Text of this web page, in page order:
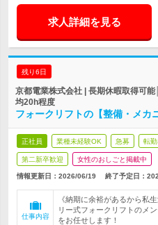
求人詳細を見る
残り6日
京都電業株式会社 | 長期休暇取得可
均20h程度
フォークリフトの【整備・メカ
正社員 業種未経験OK 急募 転勤
第二新卒歓迎 女性のおしごと掲載中
情報更新日：2026/06/19 終了予定日：
仕事内容
《納期に余裕があるから私
リー式フォークリフトのメ
をお任せします！